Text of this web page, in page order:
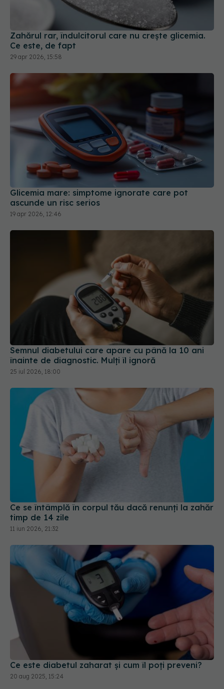
Zahărul rar, îndulcitorul care nu crește glicemia.
Ce este, de fapt
29 apr 2026, 15:58
Glicemia mare: simptome ignorate care pot
ascunde un risc serios
19 apr 2026, 12:46
Semnul diabetului care apare cu până la 10 ani
înainte de diagnostic. Mulți îl ignoră
25 iul 2026, 18:00
Ce se întâmplă în corpul tău dacă renunți la zahăr
timp de 14 zile
11 iun 2026, 21:32
Ce este diabetul zaharat și cum îl poți preveni?
20 aug 2025, 15:24